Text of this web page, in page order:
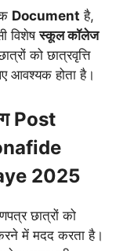
Document है,
विशेषस्कूल कॉलेज
को छात्रवृत्ति
आवश्यक होता है।
Post
2025
छात्रों को
में मदद करता है।